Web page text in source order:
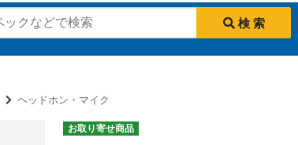
検 索
ヘッドホン・マイク
お取り寄せ商品